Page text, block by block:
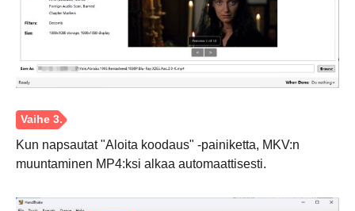
Kun napsautat "Aloita koodaus" -painiketta, MKV:n
muuntaminen MP4:ksi alkaa automaattisesti.